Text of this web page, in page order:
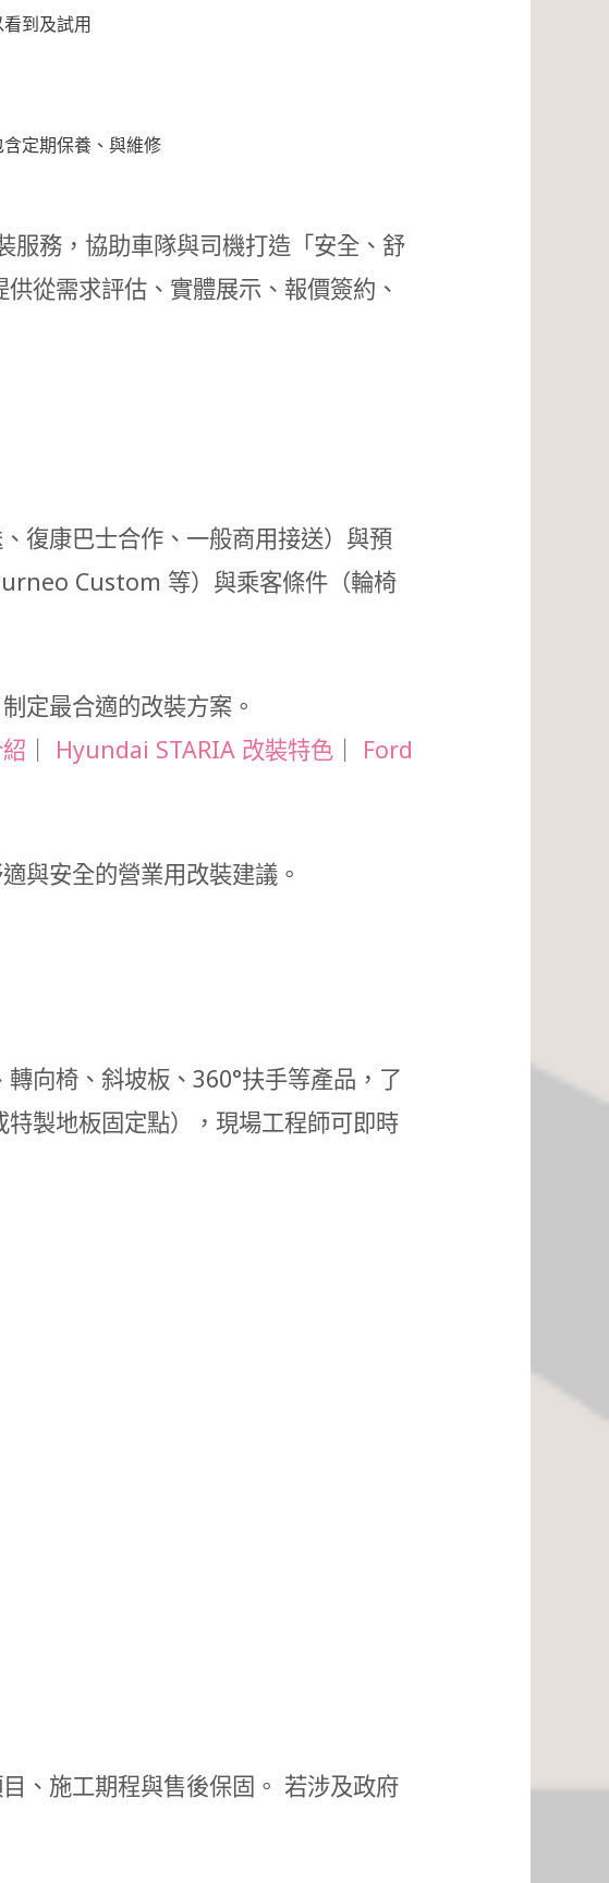
到及試用
定期保養、與維修
服務，協助車隊與司機打造「安全、舒
從需求評估、實體展示、報價簽約、
復康巴士合作、一般商用接送）與預
Custom 等）與乘客條件（輪椅
定最合適的改裝方案。
｜ Hyundai STARIA 改裝特色｜ Ford
與安全的營業用改裝建議。
向椅、斜坡板、360°扶手等產品，了
製地板固定點），現場工程師可即時
、施工期程與售後保固。 若涉及政府